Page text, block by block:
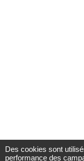
Des cookies sont
performance des